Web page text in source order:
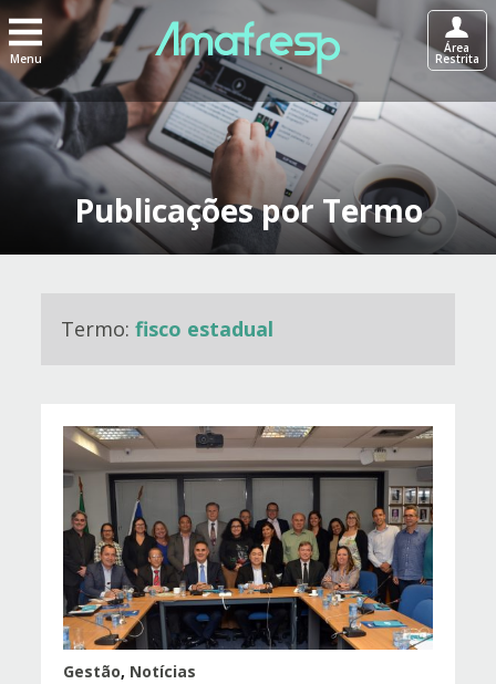
Menu
Área
Restrita
Publicações por Termo
Termo:fisco estadual
Gestão, Notícias